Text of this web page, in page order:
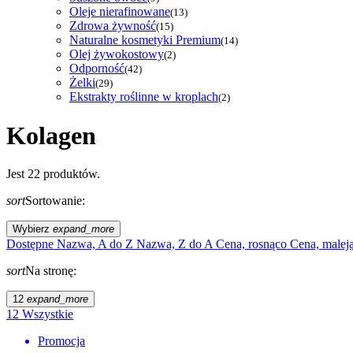
Oleje nierafinowane(13)
Zdrowa żywność(15)
Naturalne kosmetyki Premium(14)
Olej żywokostowy(2)
Odporność(42)
Żelki(29)
Ekstrakty roślinne w kroplach(2)
Kolagen
Jest 22 produktów.
sortSortowanie:
Wybierz expand_more
Dostępne Nazwa, A do Z Nazwa, Z do A Cena, rosnąco Cena,
sortNa stronę:
12 expand_more
12 Wszystkie
Promocja